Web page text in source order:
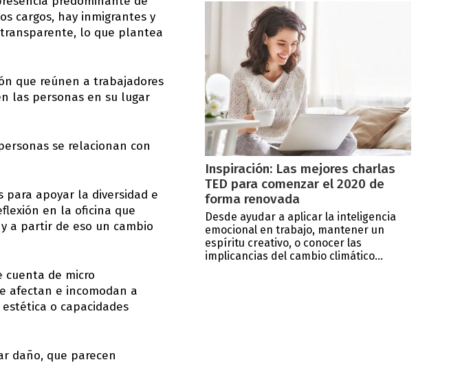
cargos, hay inmigrantes y
lo que plantea
que reúnen a trabajadores
las personas en su lugar
se relacionan con
para apoyar la diversidad e
en la oficina que
a partir de eso un cambio
cuenta de micro
afectan e incomodan a
o capacidades
daño, que parecen
Inspiración: Las mejores charlas
TED para comenzar el 2020 de
forma renovada
Desde ayudar a aplicar la inteligencia
emocional en trabajo, mantener un
espíritu creativo, o conocer las
implicancias del cambio climático...